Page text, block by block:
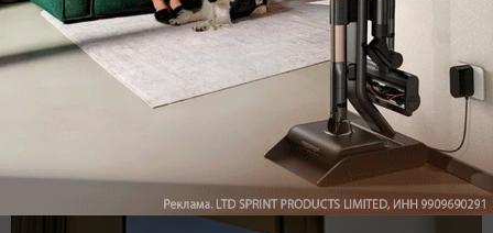
Мы знаем, вам есть что сказать!
ВойдитеилиЗарегистрируйтесь, чтобы
оставить комментарий
Рекомендуем